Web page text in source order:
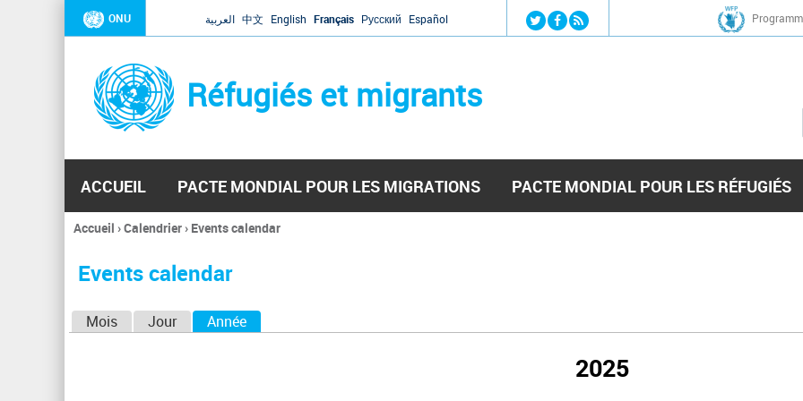
Jump to navigation
ONU العربية 中文 English Français Русский Español
Réfugiés et migrants
ACCUEIL PACTE MONDIAL POUR LES MIGRATIONS PACTE MONDIAL POUR LES RÉFUGIÉS
Vous
ici
Accueil ›Calendrier› Events calendar
Events calendar
Mois Jour Année
2025